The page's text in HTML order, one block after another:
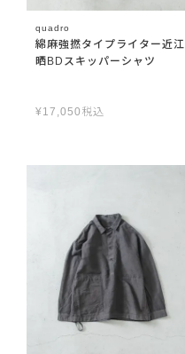
quadro
綿麻強撚タイプライター近江
晒BDスキッパーシャツ
¥17,050 税込